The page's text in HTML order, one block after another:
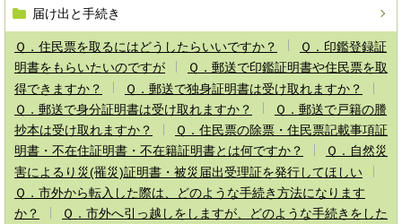
届け出と手続き
Ｑ．住民票を取るにはどうしたらいいですか？
Ｑ．印鑑登録証
明書をもらいたいのですが
Ｑ．郵送で印鑑証明書や住民票を取
得できますか？
Ｑ．郵送で独身証明書は受け取れますか？
Ｑ．郵送で身分証明書は受け取れますか？
Ｑ．郵送で戸籍の謄
抄本は受け取れますか？
Ｑ．住民票の除票・住民票記載事項証
明書・不在住証明書・不在籍証明書とは何ですか？
Ｑ．自然災
害によるり災(罹災)証明書・被災届出受理証を発行してほしい
Ｑ．市外から転入した際は、どのような手続き方法になります
か？
Ｑ．市外へ引っ越しをしますが、どのような手続きをした